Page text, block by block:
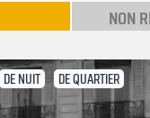
NON
DE NUIT DE QUARTIER